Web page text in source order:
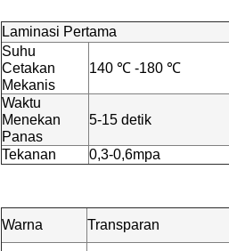
Laminasi Pertama
Suhu
Cetakan
Mekanis
140 ℃ -180 ℃
Waktu
Menekan
Panas
5-15 detik
Tekanan 0,3-0,6mpa
Warna Transparan